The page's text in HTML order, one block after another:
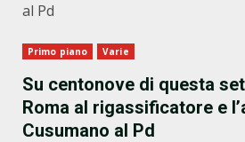
al Pd
Primo piano Varie
Su centonove di questa
Roma al rigassificatore e
Cusumano al Pd